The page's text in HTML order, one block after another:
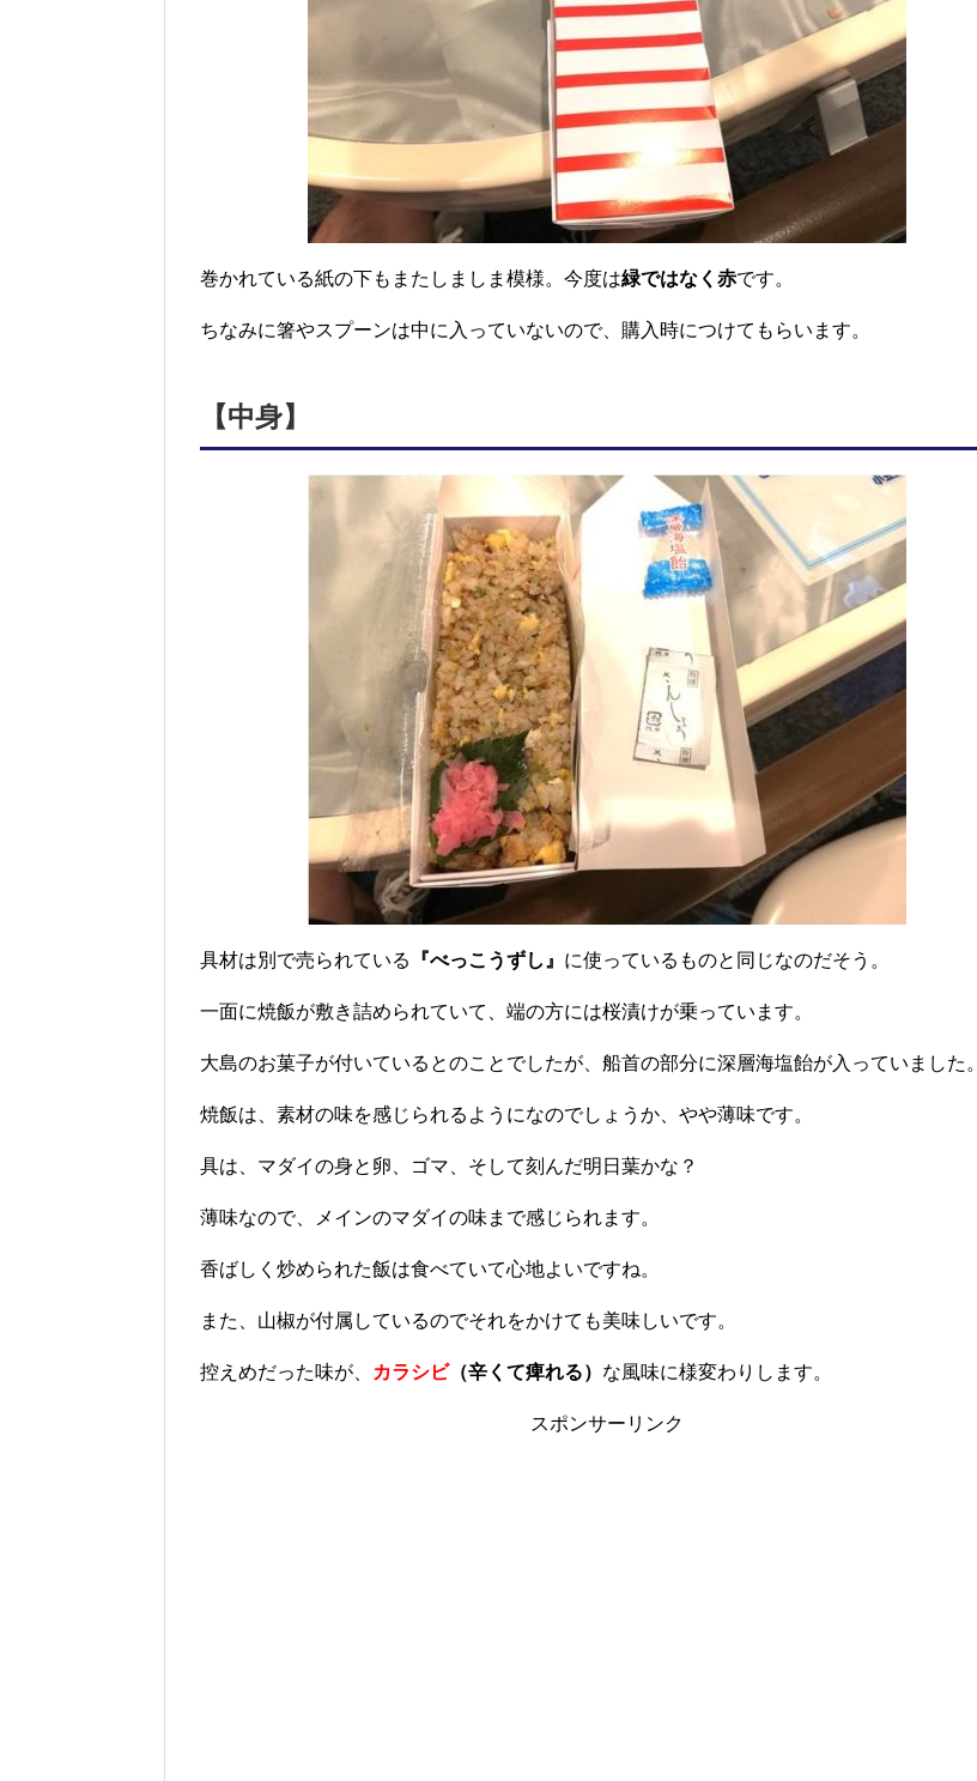
巻かれている紙の下もまたしましま模様。今度は緑ではなく赤です。
ちなみに箸やスプーンは中に入っていないので、購入時につけてもらいます。
【中身】
具材は別で売られている 『べっこうずし』 に使っているものと同じなのだそう。
一面に焼飯が敷き詰められていて、端の方には桜漬けが乗っています。
大島のお菓子が付いているとのことでしたが、船首の部分に深層海塩飴が入っていました。
焼飯は、素材の味を感じられるようになのでしょうか、やや薄味です。
具は、マダイの身と卵、ゴマ、そして刻んだ明日葉かな？
薄味なので、メインのマダイの味まで感じられます。
香ばしく炒められた飯は食べていて心地よいですね。
また、山椒が付属しているのでそれをかけても美味しいです。
控えめだった味が、 カラシビ（辛くて痺れる） な風味に様変わりします。
スポンサーリンク